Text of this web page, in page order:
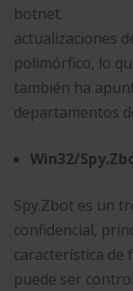
actualizaciones
polimórfico, lo
también ha
departamentos
Win32/
Spy.Zbot es un
confidencial,
característica de
puede ser